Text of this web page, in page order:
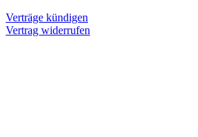
Verträge kündigen
Vertrag widerrufen